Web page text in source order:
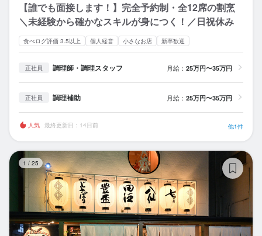
【誰でも面接します！】完全予約制・全12席の割烹
＼未経験から確かなスキルが身につく！／日祝休み
食べログ評価 3.5以上 個人経営 小さなお店 新卒歓迎
正社員 調理師・調理スタッフ 月給： 25万円〜35万円
正社員 調理補助 月給： 25万円〜35万円
人気 最終更新日：14日前 他1件
1 / 25